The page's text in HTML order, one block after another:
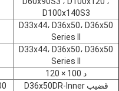
D100x140S3
D33x44، D36x50، D36x50
Series II
D33x44، D36x50، D36x50
Series II
د 100 × 120
قضيب D36x50DR-lnner